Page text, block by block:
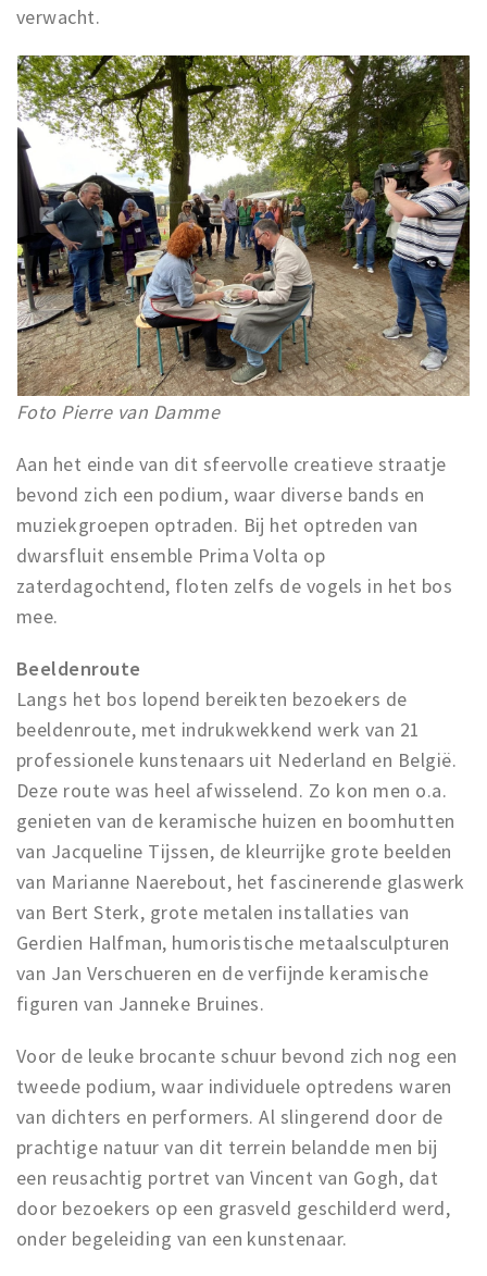
verwacht.
Foto Pierre van Damme
Aan het einde van dit sfeervolle creatieve straatje
bevond zich een podium, waar diverse bands en
muziekgroepen optraden. Bij het optreden van
dwarsfluit ensemble Prima Volta op
zaterdagochtend, floten zelfs de vogels in het bos
mee.
Beeldenroute
Langs het bos lopend bereikten bezoekers de
beeldenroute, met indrukwekkend werk van 21
professionele kunstenaars uit Nederland en België.
Deze route was heel afwisselend. Zo kon men o.a.
genieten van de keramische huizen en boomhutten
van Jacqueline Tijssen, de kleurrijke grote beelden
van Marianne Naerebout, het fascinerende glaswerk
van Bert Sterk, grote metalen installaties van
Gerdien Halfman, humoristische metaalsculpturen
van Jan Verschueren en de verfijnde keramische
figuren van Janneke Bruines.
Voor de leuke brocante schuur bevond zich nog een
tweede podium, waar individuele optredens waren
van dichters en performers. Al slingerend door de
prachtige natuur van dit terrein belandde men bij
een reusachtig portret van Vincent van Gogh, dat
door bezoekers op een grasveld geschilderd werd,
onder begeleiding van een kunstenaar.